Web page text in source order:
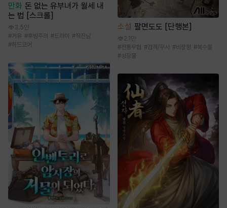
만화 돈 없는 유부녀가 월세 내
는 법 [스크롤]
3.5만
#거유 #후방주의 #드라마 #직진남
#하드코어
소설 팔면도도 [단행본]
2.1만
#전통무협 #검객/무사 #비장함 #복수물
#성장물